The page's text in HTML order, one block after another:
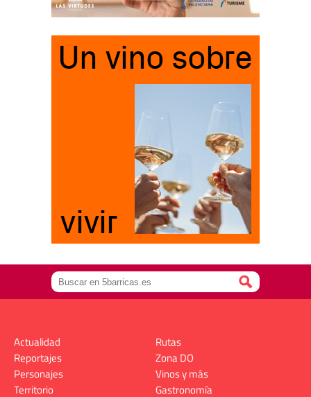
Actualidad
Reportajes
Personajes
Territorio
Rutas
Zona DO
Vinos y más
Gastronomía